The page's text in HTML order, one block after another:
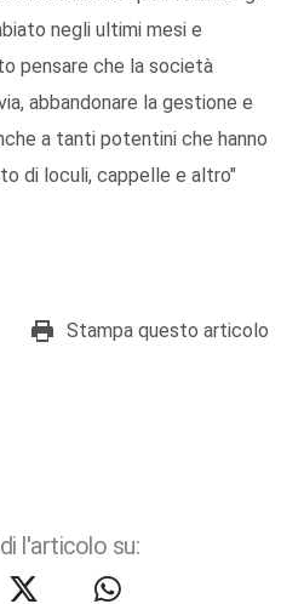
negli ultimi mesi e
pensare che la società
abbandonare la gestione e
a tanti potentini che hanno
di loculi, cappelle e altro"
Stampa questo articolo
l'articolo su: